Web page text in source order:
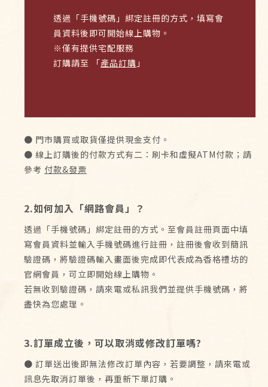
透過「手機號碼」綁定註冊的方式，填寫會
員資料後即可開始線上購物。
※僅有提供宅配服務
訂購請至
「產品訂購 」
● 門市購買或取貨僅提供現金支付。
● 線上訂購後的付款方式有二：刷卡和虛擬ATM付款；請
參考 付款&發票
2.如何加入「網路會員」？
透過「手機號碼」綁定註冊的方式。至會員註冊頁面中填
寫會員資料並輸入手機號碼進行註冊，註冊後會收到簡訊
驗證碼，將驗證碼輸入畫面後完成即代表成為香格禮坊的
官網會員，可立即開始線上購物。
若無收到驗證碼，請來電或私訊我們並提供手機號碼，將
盡快為您處理。
3.訂單成立後，可以取消或修改訂單嗎?
● 訂單送出後即無法修改訂單內容，若要調整，請來電或
訊息先取消訂單後，再重新下單訂購。